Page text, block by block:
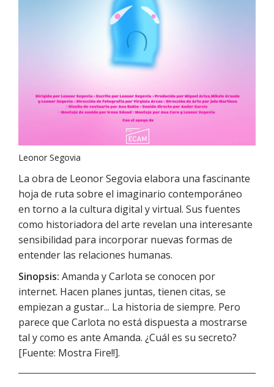
Leonor Segovia
La obra de Leonor Segovia elabora una fascinante
hoja de ruta sobre el imaginario contemporáneo
en torno a la cultura digital y virtual. Sus fuentes
como historiadora del arte revelan una interesante
sensibilidad para incorporar nuevas formas de
entender las relaciones humanas.
Sinopsis: Amanda y Carlota se conocen por
internet. Hacen planes juntas, tienen citas, se
empiezan a gustar... La historia de siempre. Pero
parece que Carlota no está dispuesta a mostrarse
tal y como es ante Amanda. ¿Cuál es su secreto?
[Fuente: Mostra Fire!!].